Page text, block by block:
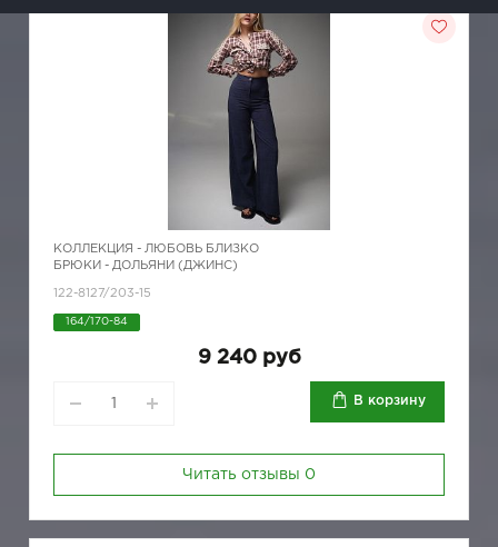
КОЛЛЕКЦИЯ - ЛЮБОВЬ БЛИЗКО
БРЮКИ - ДОЛЬЯНИ (ДЖИНС)
122-8127/203-15
164/170-84
9 240 руб
В корзину
Читать отзывы 0